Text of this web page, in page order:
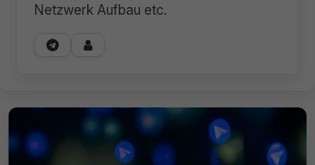
Netzwerk Aufbau etc.
 